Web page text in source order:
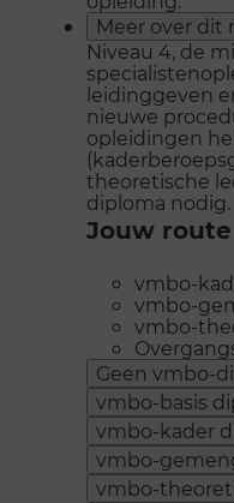
Meer over dit
Niveau 4, de
leidinggeven
nieuwe
opleidingen
theoretische
diploma nodig.
Jouw
vmbo-
vmbo-
vmbo-
Geen vmbo-
vmbo-basis
vmbo-kader
vmbo-
vmbo-